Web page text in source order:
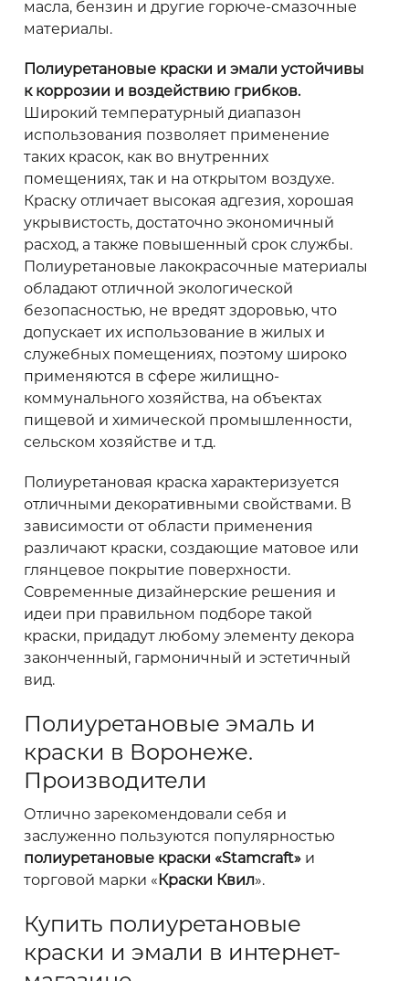
масла, бензин и другие горюче-смазочные
материалы.
Полиуретановые краски и эмали устойчивы
к коррозии и воздействию грибков.
Широкий температурный диапазон
использования позволяет применение
таких красок, как во внутренних
помещениях, так и на открытом воздухе.
Краску отличает высокая адгезия, хорошая
укрывистость, достаточно экономичный
расход, а также повышенный срок службы.
Полиуретановые лакокрасочные материалы
обладают отличной экологической
безопасностью, не вредят здоровью, что
допускает их использование в жилых и
служебных помещениях, поэтому широко
применяются в сфере жилищно-
коммунального хозяйства, на объектах
пищевой и химической промышленности,
сельском хозяйстве и т.д.
Полиуретановая краска характеризуется
отличными декоративными свойствами. В
зависимости от области применения
различают краски, создающие матовое или
глянцевое покрытие поверхности.
Современные дизайнерские решения и
идеи при правильном подборе такой
краски, придадут любому элементу декора
законченный, гармоничный и эстетичный
вид.
Полиуретановые эмаль и
краски в Воронеже.
Производители
Отлично зарекомендовали себя и
заслуженно пользуются популярностью
полиуретановые краски «Stamcraft»и
торговой марки « Краски Квил».
Купить полиуретановые
краски и эмали в интернет-